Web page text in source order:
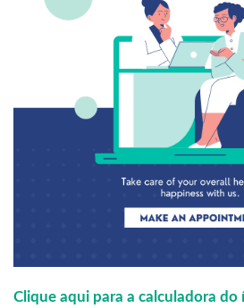
Clique aqui para a calculadora do